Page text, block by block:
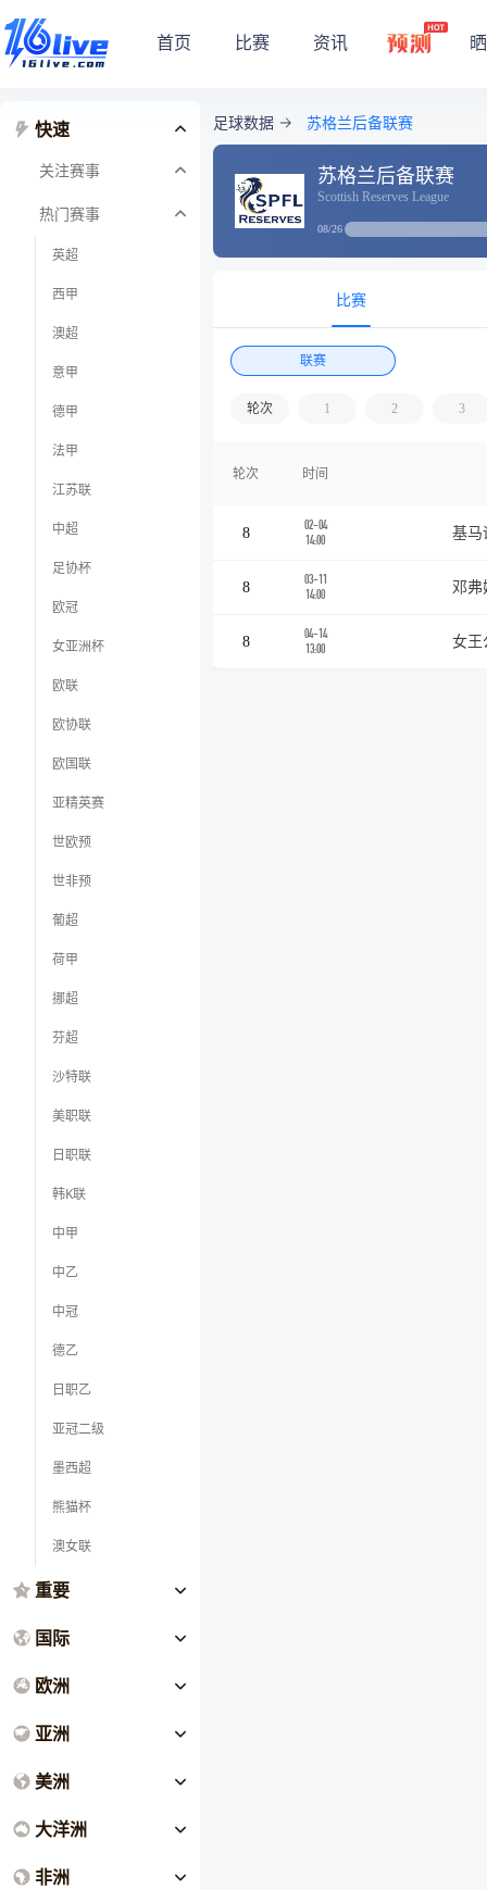
首页 比赛 资讯
快速
关注赛事
热门赛事
英超
西甲
澳超
意甲
德甲
法甲
江苏联
中超
足协杯
欧冠
女亚洲杯
欧联
欧协联
欧国联
亚精英赛
世欧预
世非预
葡超
荷甲
挪超
芬超
沙特联
美职联
日职联
韩K联
中甲
中乙
中冠
德乙
日职乙
亚冠二级
墨西超
熊猫杯
澳女联
重要
国际
欧洲
亚洲
美洲
大洋洲
非洲
足球数据 苏格兰后备联赛
苏格兰后备联赛
Scottish Reserves League
08/26
比赛
联赛
轮次 1 2 3
轮次 时间
8
02-04
14:00
基马
8
03-11
14:00
邓弗
8
04-14
13:00
女王